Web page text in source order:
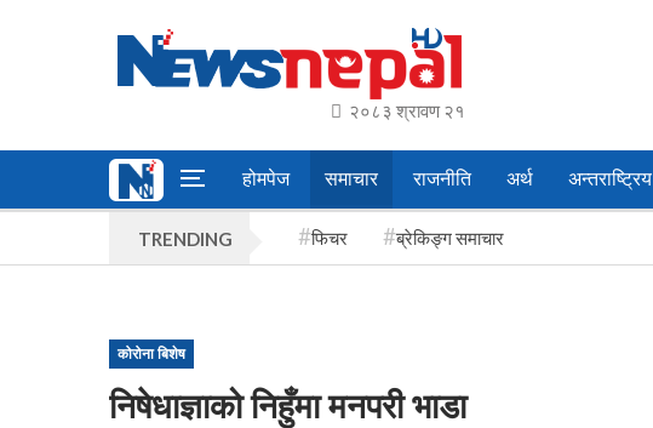
२०८३ श्रावण २१
होमपेज समाचार राजनीति अर्थ अन्तराष्ट्रिय
TRENDING फिचर ब्रेकिङ्ग समाचार
कोरोना बिशेष
निषेधाज्ञाको निहुँमा मनपरी भाडा